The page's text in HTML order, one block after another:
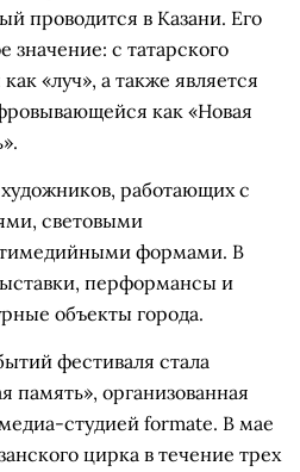
проводится в Казани. Его
значение: с татарского
«луч», а также является
как «Новая
работающих с
световыми
формами. В
перформансы и
объекты города.
фестиваля стала
память», организованная
студией formate. В мае
цирка в течение трех